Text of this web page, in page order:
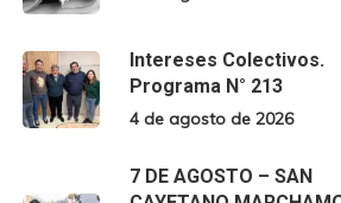
Intereses Colectivos.
Programa N° 213
4 de agosto de 2026
7 DE AGOSTO – SAN